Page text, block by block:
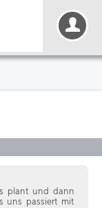
plant und dann
uns passiert mit